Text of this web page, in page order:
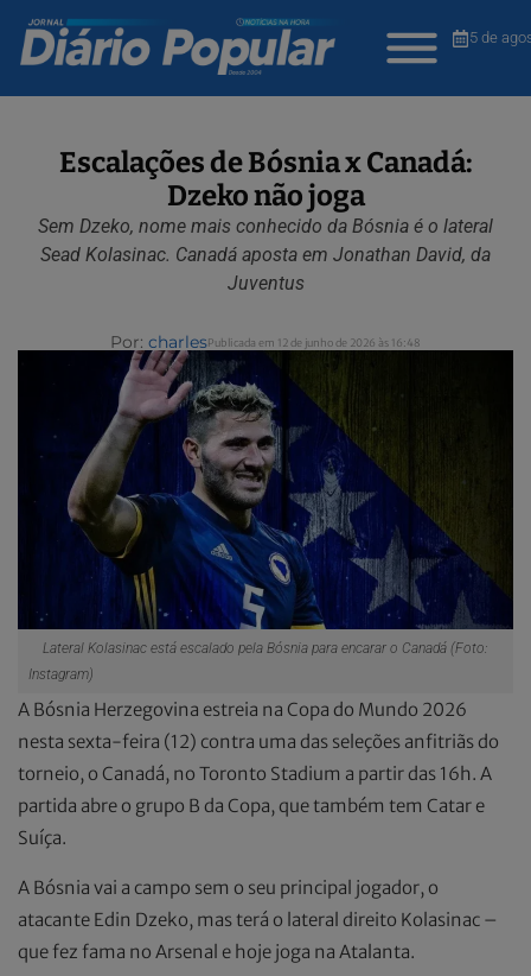
5 de
Escalações de Bósnia x Canadá:
Dzeko não joga
Sem Dzeko, nome mais conhecido da Bósnia é o lateral
Sead Kolasinac. Canadá aposta em Jonathan David, da
Juventus
Por: charlesPublicada em 12 de junho de 2026 às 16:48
Lateral Kolasinac está escalado pela Bósnia para encarar o Canadá (Foto:
Instagram)
A Bósnia Herzegovina estreia na Copa do Mundo 2026
nesta sexta-feira (12) contra uma das seleções anfitriãs do
torneio, o Canadá, no Toronto Stadium a partir das 16h. A
partida abre o grupo B da Copa, que também tem Catar e
Suíça.
A Bósnia vai a campo sem o seu principal jogador, o
atacante Edin Dzeko, mas terá o lateral direito Kolasinac –
que fez fama no Arsenal e hoje joga na Atalanta.